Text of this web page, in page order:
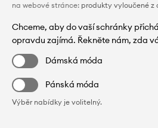
na webové stránce: produkty vyloučené z
Chceme, aby do vaší schránky
opravdu zajímá. Řekněte nám, zda
Dámská móda
Pánská móda
Výběr nabídky je volitelný.